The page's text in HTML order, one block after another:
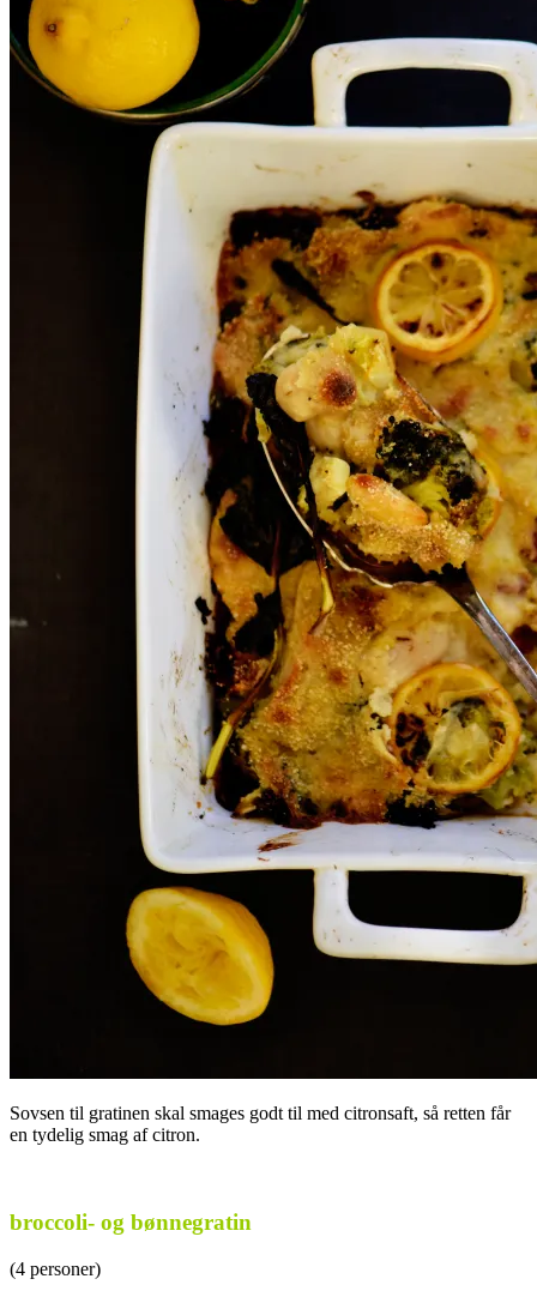
Sovsen til gratinen skal smages godt til med citronsaft, så retten får
en tydelig smag af citron.
broccoli- og bønnegratin
(4 personer)